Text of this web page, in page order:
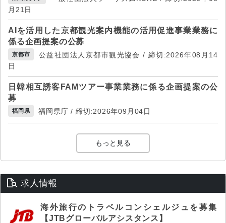
月21日
AIを活用した京都観光案内機能の活用促進事業業務に
係る企画提案の公募
京都市
公益社団法人京都市観光協会 / 締切:2026年08月14
日
日韓相互誘客FAMツアー事業業務に係る企画提案の公
募
福岡県 福岡県庁 / 締切:2026年09月04日
もっと見る
求人情報
海外旅行のトラベルコンシェルジュを募集
【JTBグローバルアシスタンス】